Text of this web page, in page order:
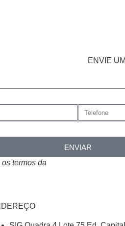
ENVIE
ENVIAR
termos da